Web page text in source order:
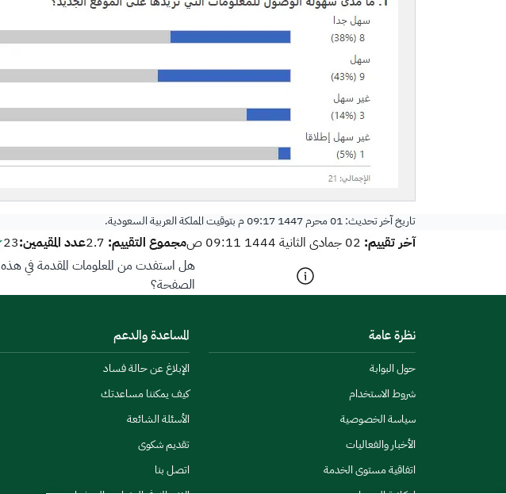
تاريخ آخر تحديث:01 محرم 1447 09:17 م بتوقيت المملكة العربية السعودية.
آخر تقييم: 02 جمادى الثانية 1444 09:11 ص مجموع التقييم: 2.7عدد المقيمين:23
هل استفدت من المعلومات المقدمة في هذه
الصفحة؟
نظرة عامة
حول البوابة
شروط الاستخدام
سياسة الخصوصية
الأخبار والفعاليات
اتفاقية مستوى الخدمة
المساعدة والدعم
الإبلاغ عن حالة فساد
كيف يمكننا مساعدتك
الأسئلة الشائعة
تقديم شكوى
اتصل بنا